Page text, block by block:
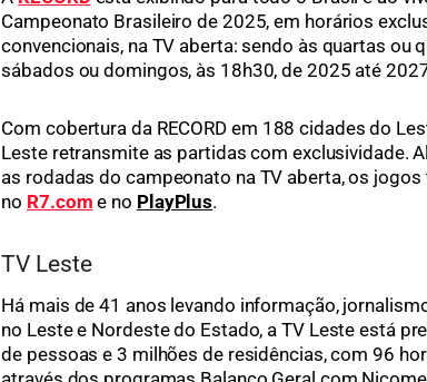
Campeonato Brasileiro de 2025, em horários
convencionais, na TV aberta: sendo às quartas ou
sábados ou domingos, às 18h30, de 2025 até
Com cobertura da RECORD em 188 cidades do
Leste retransmite as partidas com exclusividade.
as rodadas do campeonato na TV aberta, os
no R7.com e no PlayPlus.
TV Leste
Há mais de 41 anos levando informação,
no Leste e Nordeste do Estado, a TV Leste está
de pessoas e 3 milhões de residências, com 96